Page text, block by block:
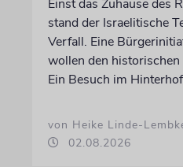
Einst das Zuhause des
stand der Israelitische
Verfall. Eine
wollen den
Ein Besuch im Hinterhof
von Heike Linde-
02.08.2026